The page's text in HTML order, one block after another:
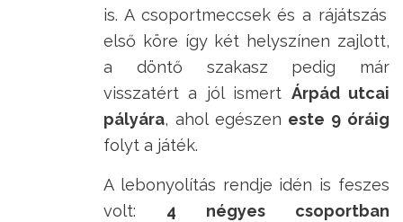
is. A csoportmeccsek és a rájátszás
első köre így két helyszínen zajlott,
a döntő szakasz pedig már
visszatért a jól ismert Árpád utcai
pályára, ahol egészen este 9 óráig
folyt a játék.
A lebonyolítás rendje idén is feszes
volt: 4 négyes csoportban